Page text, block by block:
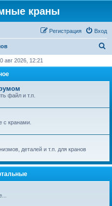
краны
Вход
Регистрация
с
авг 2026, 12:21
файл и т.п.
кранами.
деталей и т.п. для кранов